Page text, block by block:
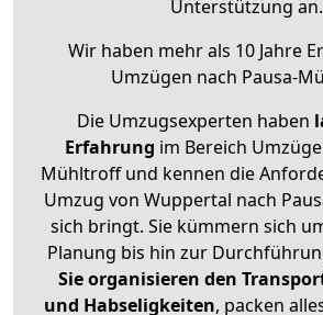
Unterstützung an.
Wir haben mehr als 10 Jahre
Umzügen nach Pausa-
Die Umzugsexperten haben
Erfahrung im Bereich
Mühltroff und kennen die
Umzug von Wuppertal nach
sich bringt. Sie kümmern sich
Planung bis hin zur
Sie organisieren den
und Habseligkeiten, packen